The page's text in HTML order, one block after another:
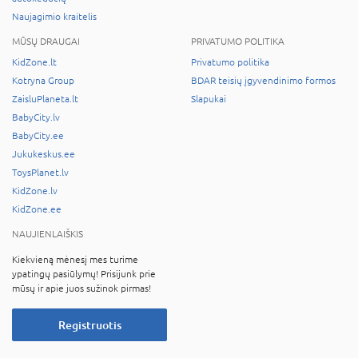
Naujagimio kraitelis
MŪSŲ DRAUGAI
KidZone.lt
Kotryna Group
ZaisluPlaneta.lt
BabyCity.lv
BabyCity.ee
Jukukeskus.ee
ToysPlanet.lv
KidZone.lv
KidZone.ee
PRIVATUMO POLITIKA
Privatumo politika
BDAR teisių įgyvendinimo formos
Slapukai
NAUJIENLAIŠKIS
Kiekvieną mėnesį mes turime
ypatingų pasiūlymų! Prisijunk prie
mūsų ir apie juos sužinok pirmas!
Registruotis